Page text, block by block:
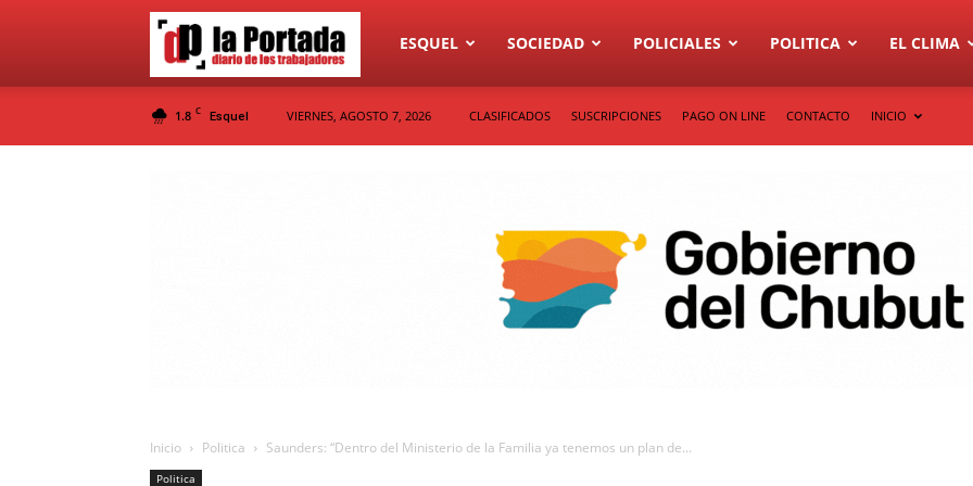
Diario
La
ESQUEL SOCIEDAD POLICIALES POLITICA EL CLIMA
1.8 C Esquel VIERNES, AGOSTO 7, 2026 CLASIFICADOS SUSCRIPCIONES PAGO ON LINE CONTACTO INICIO
Inicio Politica Saunders: “Dentro del Ministerio de la Familia ya tenemos un plan de...
Politica